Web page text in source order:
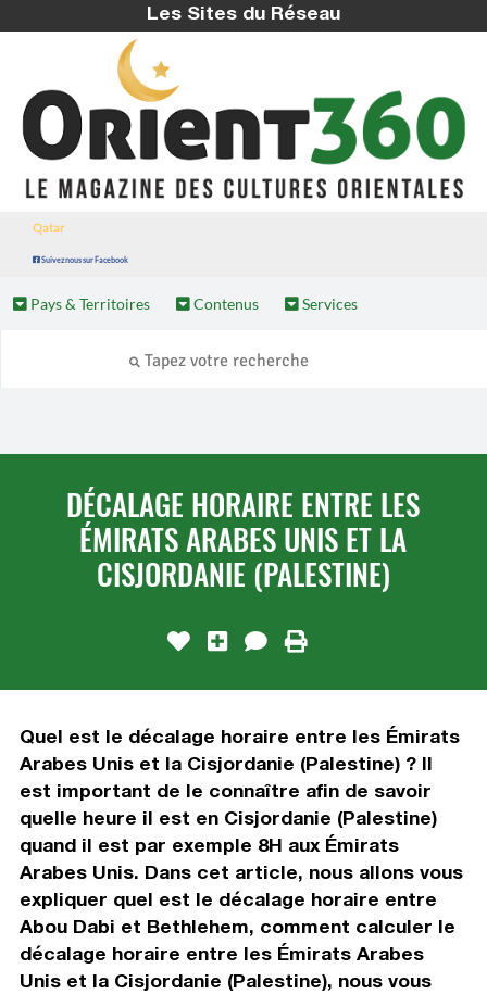
Les Sites du Réseau
Qatar
Suivez nous sur Facebook
Pays & Territoires Contenus Services
DÉCALAGE HORAIRE ENTRE LES
ÉMIRATS ARABES UNIS ET LA
CISJORDANIE (PALESTINE)
Quel est le décalage horaire entre les Émirats
Arabes Unis et la Cisjordanie (Palestine) ? Il
est important de le connaître afin de savoir
quelle heure il est en Cisjordanie (Palestine)
quand il est par exemple 8H aux Émirats
Arabes Unis. Dans cet article, nous allons vous
expliquer quel est le décalage horaire entre
Abou Dabi et Bethlehem, comment calculer le
décalage horaire entre les Émirats Arabes
Unis et la Cisjordanie (Palestine), nous vous